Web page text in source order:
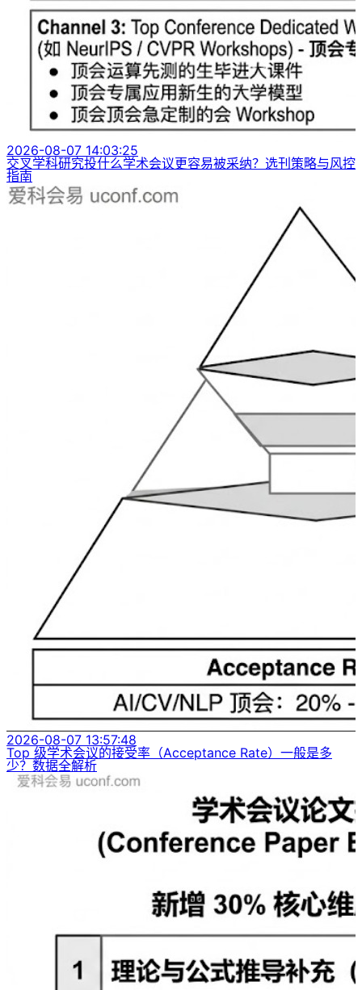
2026-08-07 14:03:25
交叉学科研究投什么学术会议更容易被采纳？选刊策略与风控
指南
2026-08-07 13:57:48
Top 级学术会议的接受率（Acceptance Rate）一般是多
少？数据全解析